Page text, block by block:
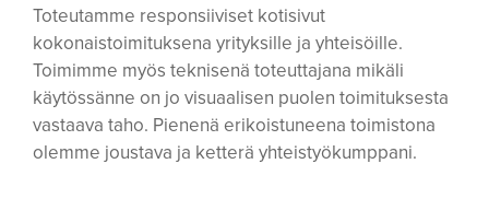
Toteutamme responsiiviset kotisivut
kokonaistoimituksena yrityksille ja yhteisöille.
Toimimme myös teknisenä toteuttajana mikäli
käytössänne on jo visuaalisen puolen toimituksesta
vastaava taho. Pienenä erikoistuneena toimistona
olemme joustava ja ketterä yhteistyökumppani.